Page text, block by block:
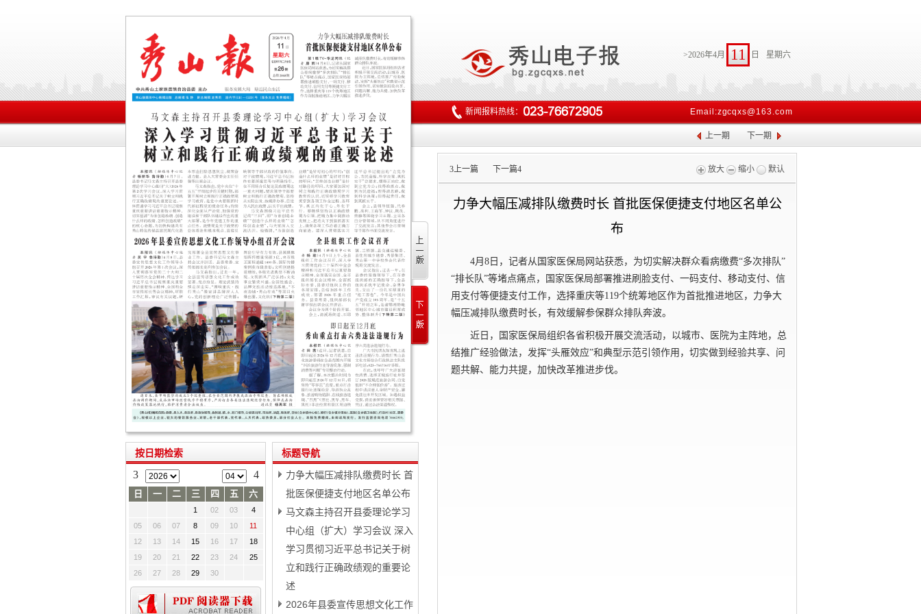
>2026年4月 11 日 星期六
Email:zgcqxs@163.com
新闻报料热线：
上一期 下一期
标题导航
力争大幅压减排队缴费时长 首
批医保便捷支付地区名单公布
马文森主持召开县委理论学习
中心组（扩大）学习会议 深入
学习贯彻习近平总书记关于树
立和践行正确政绩观的重要论
述
2026年县委宣传思想文化工作
按日期检索
3 4
日 一 二 三 四 五 六
1 02 03
4
05
06 07 8 09 10
11
12
13 14 15 16 17
18
19
20 21 22 23 24
25
26
27 28 29 30
3上一篇 下一篇4 放大 缩小 默认
力争大幅压减排队缴费时长 首批医保便捷支付地区名单公
布
4月8日，记者从国家医保局网站获悉，为切实解决群众看病缴费“多次排队”
“排长队”等堵点痛点，国家医保局部署推进刷脸支付、一码支付、移动支付、信
用支付等便捷支付工作，选择重庆等119个统筹地区作为首批推进地区，力争大
幅压减排队缴费时长，有效缓解参保群众排队奔波。
近日，国家医保局组织各省积极开展交流活动，以城市、医院为主阵地，总
结推广经验做法，发挥“头雁效应”和典型示范引领作用，切实做到经验共享、问
题共解、能力共提，加快改革推进步伐。